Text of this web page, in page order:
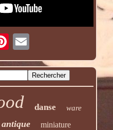
danse ware
antique miniature